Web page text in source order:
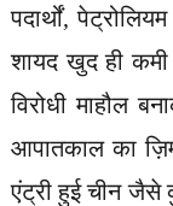
पदार्थों,
शायद खुद ही
विरोधी माहौल
आपातकाल का
एंट्री हुई चीन